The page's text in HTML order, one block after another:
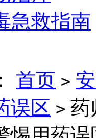
急救指南
首页 >
误区 > 药